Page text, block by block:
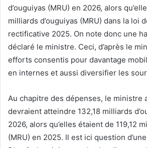
d’ouguiyas (MRU) en 2026, alors
milliards d’ouguiyas (MRU) dans la loi
rectificative 2025. On note donc une
déclaré le ministre. Ceci, d’après le
efforts consentis pour davantage
en internes et aussi diversifier les
Au chapitre des dépenses, le ministre
devraient atteindre 132,18 milliards
2026, alors qu’elles étaient de 119,12
(MRU) en 2025. Il est ici question